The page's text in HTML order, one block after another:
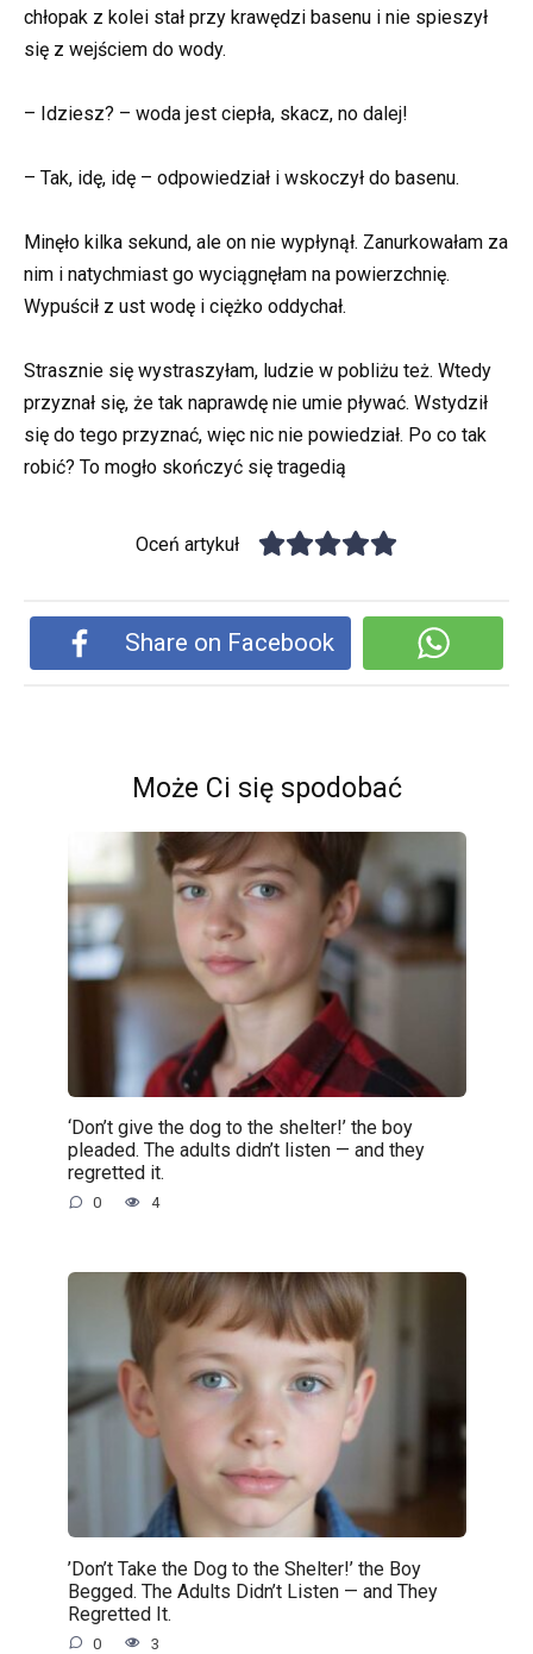
chłopak z kolei stał przy krawędzi basenu i nie spieszył
się z wejściem do wody.
– Idziesz? – woda jest ciepła, skacz, no dalej!
– Tak, idę, idę – odpowiedział i wskoczył do basenu.
Minęło kilka sekund, ale on nie wypłynął. Zanurkowałam za
nim i natychmiast go wyciągnęłam na powierzchnię.
Wypuścił z ust wodę i ciężko oddychał.
Strasznie się wystraszyłam, ludzie w pobliżu też. Wtedy
przyznał się, że tak naprawdę nie umie pływać. Wstydził
się do tego przyznać, więc nic nie powiedział. Po co tak
robić? To mogło skończyć się tragedią
Oceń artykuł
Share on Facebook
Może Ci się spodobać
‘Don’t give the dog to the shelter!’ the boy
pleaded. The adults didn’t listen — and they
regretted it.
0 4
’Don’t Take the Dog to the Shelter!’ the Boy
Begged. The Adults Didn’t Listen — and They
Regretted It.
0 3